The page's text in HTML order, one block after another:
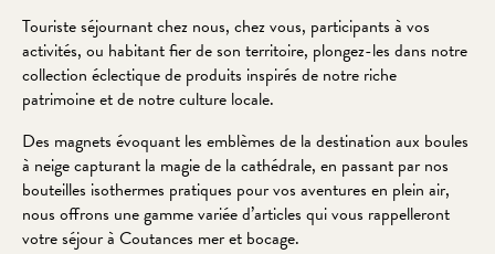
Touriste séjournant chez nous, chez vous, participants à vos
activités, ou habitant fier de son territoire, plongez-les dans notre
collection éclectique de produits inspirés de notre riche
patrimoine et de notre culture locale.
Des magnets évoquant les emblèmes de la destination aux boules
à neige capturant la magie de la cathédrale, en passant par nos
bouteilles isothermes pratiques pour vos aventures en plein air,
nous offrons une gamme variée d’articles qui vous rappelleront
votre séjour à Coutances mer et bocage.